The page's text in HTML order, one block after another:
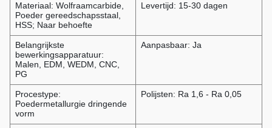
Materiaal: Wolfraamcarbide,
Poeder gereedschapsstaal,
HSS; Naar behoefte
Levertijd: 15-30 dagen
Belangrijkste
bewerkingsapparatuur:
Malen, EDM, WEDM, CNC,
PG
Aanpasbaar: Ja
Procestype:
Poedermetallurgie dringende
vorm
Polijsten: Ra 1,6 - Ra 0,05